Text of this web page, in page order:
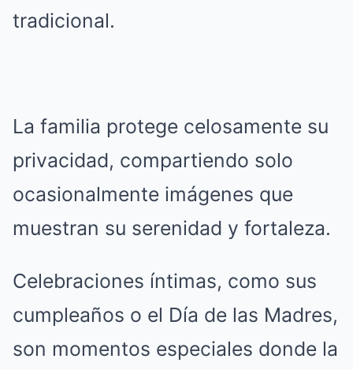
tradicional.
La familia protege celosamente su
privacidad, compartiendo solo
ocasionalmente imágenes que
muestran su serenidad y fortaleza.
Celebraciones íntimas, como sus
cumpleaños o el Día de las Madres,
son momentos especiales donde la